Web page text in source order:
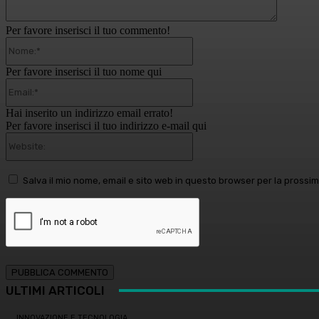
Per favore inserisci il tuo commento!
Per favore inserisci il tuo nome qui
Hai inserito un indirizzo email errato!
Per favore inserisci il tuo indirizzo e-mail qui
Salva il mio nome, email e sito web in questo browser per la
ULTIMI ARTICOLI